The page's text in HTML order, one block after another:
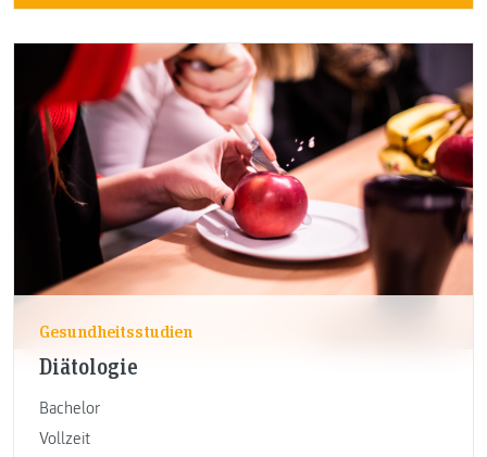
Gesundheitsstudien
Diätologie
Bachelor
Vollzeit